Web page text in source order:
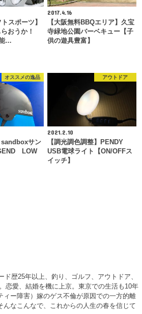
スポーツ】
おうか！
…
2017.4.16
【大阪無料BBQエリア】久宝
寺緑地公園バーベキュー【子
供の遊具豊富】
オススメの逸品
sandboxサン
LOW
アウトドア
2021.2.10
【調光調色調整】PENDY
USB電球ライト【ON/OFFス
イッチ】
歴25年以上、釣り、ゴルフ、アウトドア、
恋愛、結婚を機に上京。東京での生活も10年
ー障害）嫁のゲス不倫が原因での一方的離
なこんなで、これからの人生の春を信じて